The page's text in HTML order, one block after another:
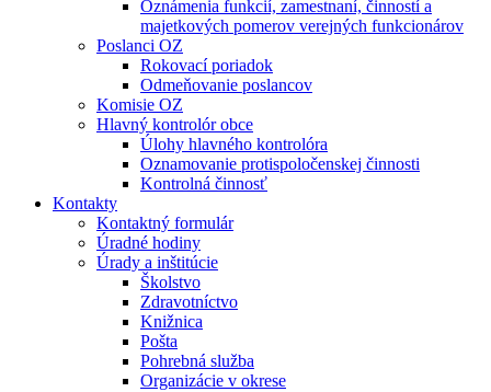
Oznámenia funkcií, zamestnaní, činností a
majetkových pomerov verejných funkcionárov
Poslanci OZ
Rokovací poriadok
Odmeňovanie poslancov
Komisie OZ
Hlavný kontrolór obce
Úlohy hlavného kontrolóra
Oznamovanie protispoločenskej činnosti
Kontrolná činnosť
Kontakty
Kontaktný formulár
Úradné hodiny
Úrady a inštitúcie
Školstvo
Zdravotníctvo
Knižnica
Pošta
Pohrebná služba
Organizácie v okrese